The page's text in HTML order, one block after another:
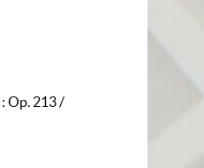
:Op. 213/